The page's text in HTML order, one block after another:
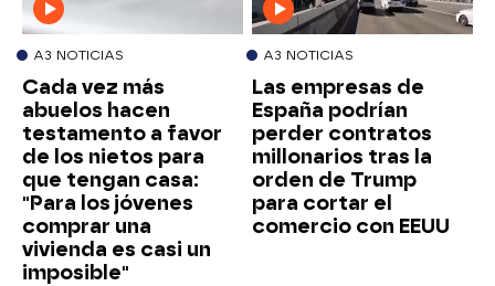
A3 NOTICIAS
Cada vez más
abuelos hacen
testamento a favor
de los nietos para
que tengan casa:
"Para los jóvenes
comprar una
vivienda es casi un
imposible"
A3 NOTICIAS
Las empresas de
España podrían
perder contratos
millonarios tras la
orden de Trump
para cortar el
comercio con EEUU